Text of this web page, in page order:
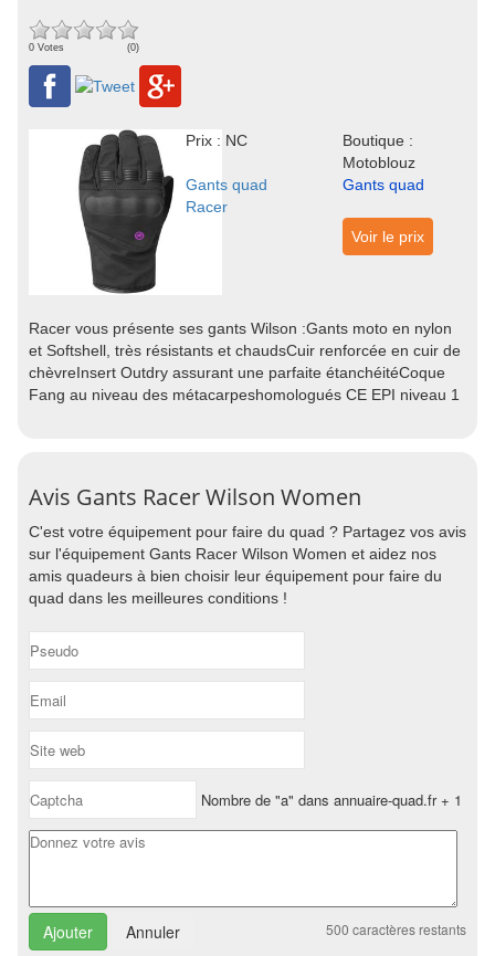
0 Votes (0)
Prix : NC
Boutique :
Motoblouz
Gants quad
Racer
Gants quad
Voir le prix
Racer vous présente ses gants Wilson :Gants moto en nylon
et Softshell, très résistants et chaudsCuir renforcée en cuir de
chèvreInsert Outdry assurant une parfaite étanchéitéCoque
Fang au niveau des métacarpeshomologués CE EPI niveau 1
Avis Gants Racer Wilson Women
C'est votre équipement pour faire du quad ? Partagez vos avis
sur l'équipement Gants Racer Wilson Women et aidez nos
amis quadeurs à bien choisir leur équipement pour faire du
quad dans les meilleures conditions !
Nombre de "a" dans annuaire-quad.fr + 1
Annuler 500 caractères restants